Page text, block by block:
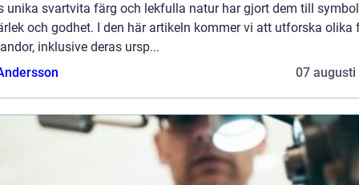
unika svartvita färg och lekfulla natur har gjort dem till
och godhet. I den här artikeln kommer vi att utforska olika
inklusive deras ursp...
07 augusti